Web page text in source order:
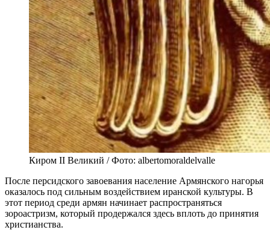
Киром II Великий / Фото: albertomoraldelvalle
После персидского завоевания население Армянского нагорья
оказалось под сильным воздействием иранской культуры. В
этот период среди армян начинает распространяться
зороастризм, который продержался здесь вплоть до принятия
христианства.